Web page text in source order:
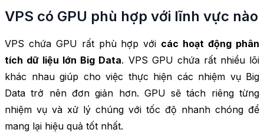
VPS có GPU phù hợp với lĩnh vực nào
VPS chứa GPU rất phù hợp với các hoạt động phân
tích dữ liệu lớn Big Data. VPS GPU chứa rất nhiều lõi
khác nhau giúp cho việc thực hiện các nhiệm vụ Big
Data trở nên đơn giản hơn. GPU sẽ tách riêng từng
nhiệm vụ và xử lý chúng với tốc độ nhanh chóng để
mang lại hiệu quả tốt nhất.